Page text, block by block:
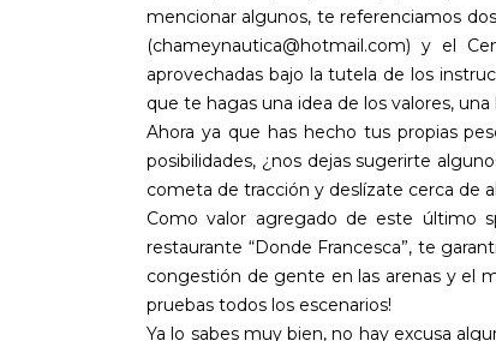
mencionar algunos, te referenciamos
(chameynautica@hotmail.com) y el
aprovechadas bajo la tutela de los
que te hagas una idea de los valores,
Ahora ya que has hecho tus propias
posibilidades, ¿nos dejas sugerirte
cometa de tracción y deslízate cerca de
Como valor agregado de este último
restaurante “Donde Francesca”, te
congestión de gente en las arenas y el
pruebas todos los escenarios!
Ya lo sabes muy bien, no hay excusa